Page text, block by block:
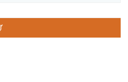
chén. Khuyến khích rửa sản